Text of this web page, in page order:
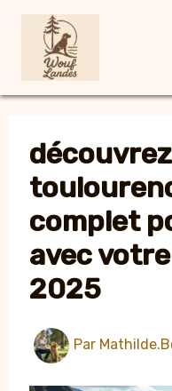
Aller
contenu
complet
avec
2025
Par